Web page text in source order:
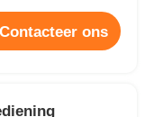
Contacteer ons